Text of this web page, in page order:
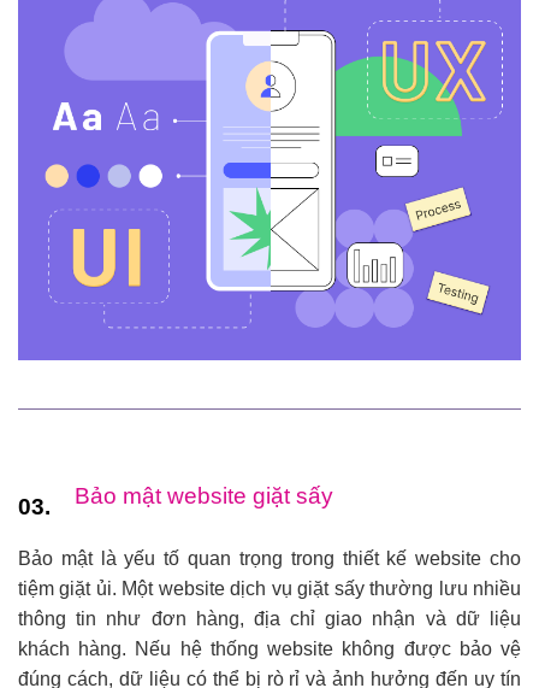
03. Bảo mật website giặt sấy
Bảo mật là yếu tố quan trọng trong thiết kế website cho
tiệm giặt ủi. Một website dịch vụ giặt sấy thường lưu nhiều
thông tin như đơn hàng, địa chỉ giao nhận và dữ liệu
khách hàng. Nếu hệ thống website không được bảo vệ
đúng cách, dữ liệu có thể bị rò rỉ và ảnh hưởng đến uy tín